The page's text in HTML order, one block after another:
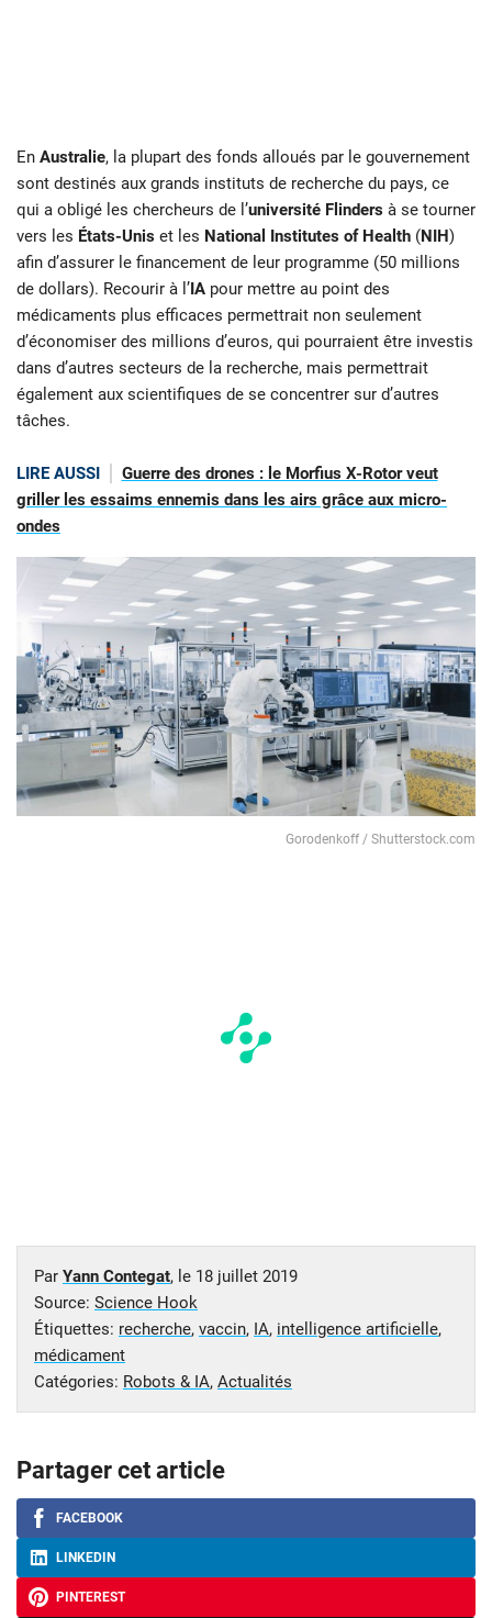
En Australie, la plupart des fonds alloués par le gouvernement
sont destinés aux grands instituts de recherche du pays, ce
qui a obligé les chercheurs de l’université Flinders à se tourner
vers les États-Unis et les National Institutes of Health (NIH)
afin d’assurer le financement de leur programme (50 millions
de dollars). Recourir à l’IA pour mettre au point des
médicaments plus efficaces permettrait non seulement
d’économiser des millions d’euros, qui pourraient être investis
dans d’autres secteurs de la recherche, mais permettrait
également aux scientifiques de se concentrer sur d’autres
tâches.
LIRE AUSSI
Guerre des drones : le Morfius X-Rotor veut
griller les essaims ennemis dans les airs grâce aux micro-
ondes
Gorodenkoff / Shutterstock.com
Par Yann Contegat, le 18 juillet 2019
Source: Science Hook
Étiquettes: recherche, vaccin, IA, intelligence artificielle,
médicament
Catégories: Robots & IA, Actualités
Partager cet article
FACEBOOK
LINKEDIN
PINTEREST